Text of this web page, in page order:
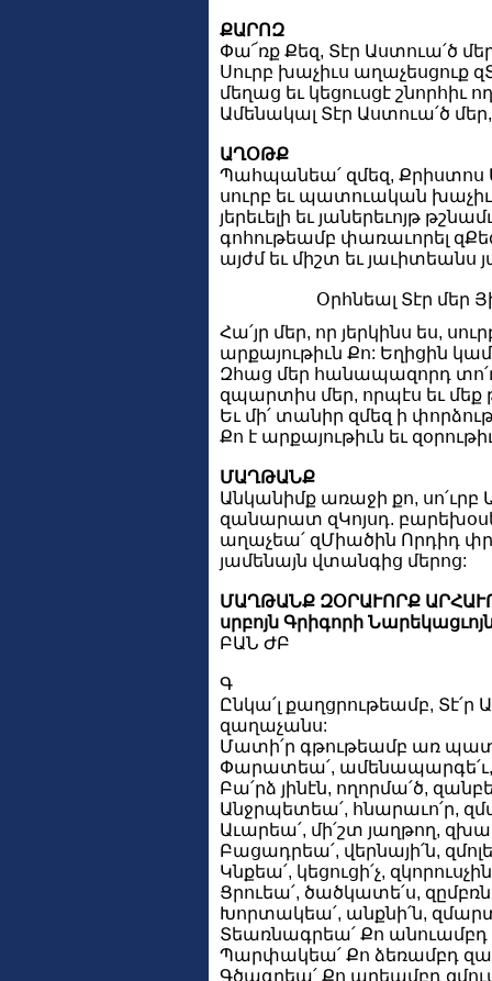
ՔԱՐՈԶ
Փա՜ռք Քեզ, Տէր Աստուա՛ծ
Սուրբ խաչիւս աղաչեսցուք
մեղաց եւ կեցուսցէ շնորհիւ
Ամենակալ Տէր Աստուա՛ծ մեր,
ԱՂՕԹՔ
Պահպանեա՛ զմեզ, Քրիստոս
սուրբ եւ պատուական
յերեւելի եւ յաներեւոյթ
գոհութեամբ փառաւորել
այժմ եւ միշտ եւ յաւիտեանս
Օրհնեալ Տէր մեր
Հա՛յր մեր, որ յերկինս ես,
արքայութիւն Քո: Եղիցին
Զհաց մեր հանապազորդ
զպարտիս մեր, որպէս եւ
Եւ մի՛ տանիր զմեզ ի
Քո է արքայութիւն եւ
ՄԱՂԹԱՆՔ
Անկանիմք առաջի քո,
զանարատ զԿոյսդ.
աղաչեա՛ զՄիածին Որդիդ
յամենայն վտանգից մերոց:
ՄԱՂԹԱՆՔ ԶՕՐԱՒՈՐՔ
սրբոյն Գրիգորի
ԲԱՆ ԺԲ
Գ
Ընկա՛լ քաղցրութեամբ,
զաղաչանս:
Մատի՛ր գթութեամբ առ
Փարատեա՛,
Բա՛րձ յինէն, ողորմա՛ծ,
Անջրպետեա՛, հնարաւո՛ր,
Աւարեա՛, մի՛շտ յաղթող,
Բացադրեա՛, վերնայի՛ն,
Կնքեա՛, կեցուցի՛չ,
Ցրուեա՛, ծածկատե՛ս,
Խորտակեա՛, անքնի՛ն,
Տեառնագրեա՛ Քո անուամբդ
Պարփակեա՛ Քո ձեռամբդ
Գծագրեա՛ Քո արեամբդ